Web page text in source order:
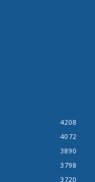
4208
4072
3890
3798
3720